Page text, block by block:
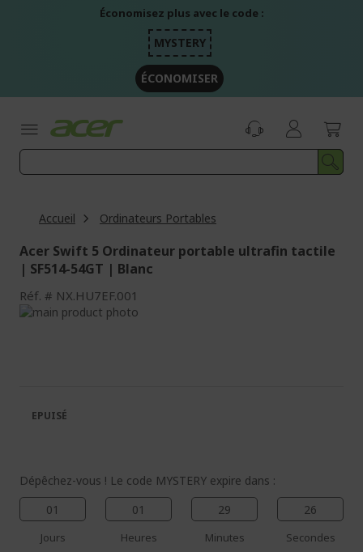
Économisez plus avec le code :
MYSTERY
ÉCONOMISER
Accueil Ordinateurs Portables
Acer Swift 5 Ordinateur portable ultrafin tactile
| SF514-54GT | Blanc
Réf. NX.HU7EF.001
Passer
galerie
d’images
Galerie
d’images
Dépêchez-vous ! Le code MYSTERY expire dans :
01
Jours
01
Heures
29
Minutes
25
Secondes
EPUISÉ